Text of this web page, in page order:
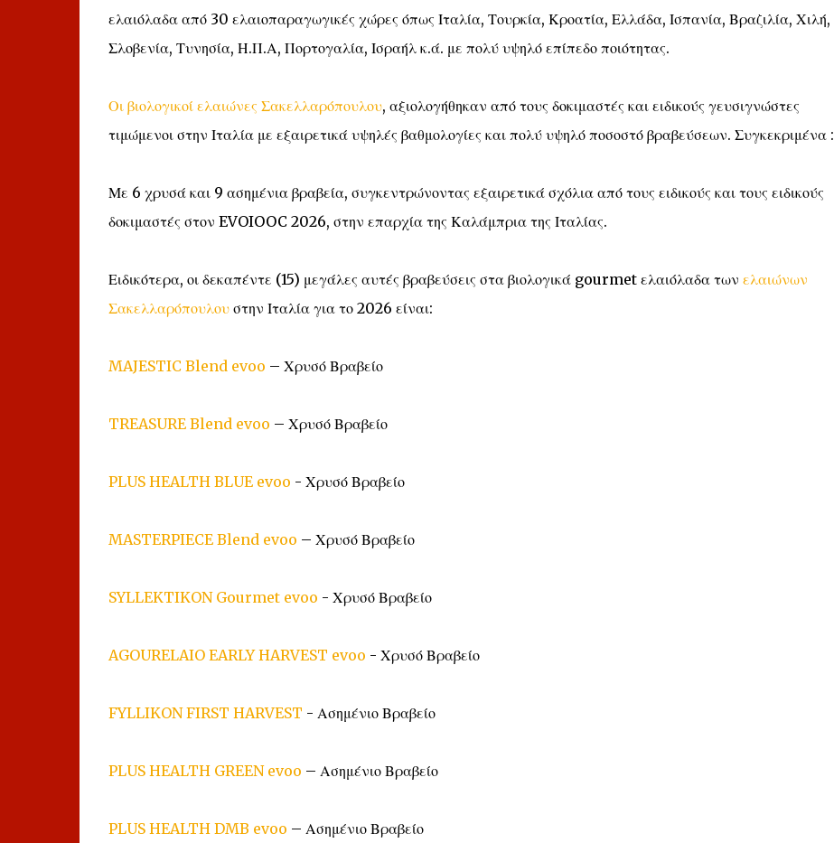
ελαιόλαδα από 30 ελαιοπαραγωγικές χώρες όπως Ιταλία, Τουρκία, Κροατία, Ελλάδα, Ισπανία, Βραζιλία, Χιλή,
Σλοβενία, Τυνησία, Η.Π.Α, Πορτογαλία, Ισραήλ κ.ά. με πολύ υψηλό επίπεδο ποιότητας.
Οι βιολογικοί ελαιώνες Σακελλαρόπουλου, αξιολογήθηκαν από τους δοκιμαστές και ειδικούς γευσιγνώστες
τιμώμενοι στην Ιταλία με εξαιρετικά υψηλές βαθμολογίες και πολύ υψηλό ποσοστό βραβεύσεων. Συγκεκριμένα :
Με 6 χρυσά και 9 ασημένια βραβεία, συγκεντρώνοντας εξαιρετικά σχόλια από τους ειδικούς και τους ειδικούς
δοκιμαστές στον EVOIOOC 2026, στην επαρχία της Καλάμπρια της Ιταλίας.
Ειδικότερα, οι δεκαπέντε (15) μεγάλες αυτές βραβεύσεις στα βιολογικά gourmet ελαιόλαδα των ελαιώνων
Σακελλαρόπουλουστην Ιταλία για το 2026 είναι:
MAJESTIC Blend evoo – Χρυσό Βραβείο
TREASURE Blend evoo – Χρυσό Βραβείο
PLUS HEALTH BLUE evoo - Χρυσό Βραβείο
MASTERPIECE Blend evoo – Χρυσό Βραβείο
SYLLEKTIKON Gourmet evoo - Χρυσό Βραβείο
AGOURELAIO EARLY HARVEST evoo - Χρυσό Βραβείο
FYLLIKON FIRST HARVEST - Ασημένιο Βραβείο
PLUS HEALTH GREEN evoo – Ασημένιο Βραβείο
PLUS HEALTH DMB evoo – Ασημένιο Βραβείο